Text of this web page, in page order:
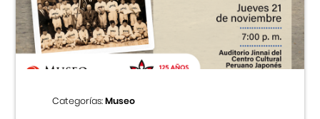
Centro Cultural Peruano Japonés
Cursos
Museo de la Inmigración Japonesa
Categorías:Museo